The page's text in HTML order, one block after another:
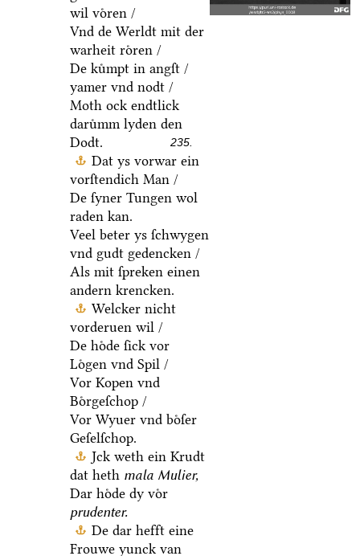
wil voͤren /
Vnd de Werldt mit der
warheit roͤren /
De kuͤmpt in angſt /
yamer vnd nodt /
Moth ock endtlick
daruͤmm lyden den
Dodt.
235.
Dat ys vorwar ein
vorſtendich Man /
De ſyner Tungen wol
raden kan.
Veel beter ys ſchwygen
vnd gudt gedencken /
Als mit ſpreken einen
andern krencken.
Welcker nicht
vorderuen wil /
De hoͤde ſick vor
Loͤgen vnd Spil /
Vor Kopen vnd
Boͤrgeſchop /
Vor Wyuer vnd boͤſer
Geſelſchop.
Jck weth ein Krudt
dat heth mala Mulier,
Dar hoͤde dy voͤr
prudenter.
De dar hefft eine
Frouwe yunck van